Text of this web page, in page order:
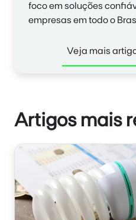
foco em soluções
empresas em todo o
Veja mais
Artigos mais